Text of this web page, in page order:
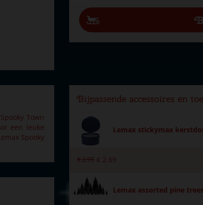
Town
een leuke
Spooky
Bijpassende accessoires en
Lemax stickymax
€2,99 € 2,69
Lemax assorted pine